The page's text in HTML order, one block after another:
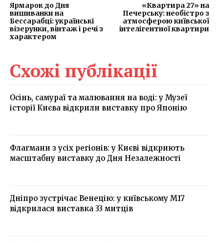
Ярмарок до Дня
вишиванки на
Бессарабці: українські
візерунки, вінтаж і речі з
характером
«Квартира 27» на
Печерську: необістро з
атмосферою київської
інтелігентної квартири
Схожі публікації
Осінь, самураї та малювання на воді: у Музеї
історії Києва відкрили виставку про Японію
Флагмани з усіх регіонів: у Києві відкриють
масштабну виставку до Дня Незалежності
Дніпро зустрічає Венецію: у київському М17
відкрилася виставка 33 митців